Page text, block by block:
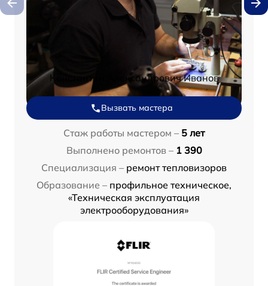
Константин Александрович Иванов
Вызвать мастера
Стаж работы мастером – 5 лет
Выполнено ремонтов – 1 390
Специализация – ремонт тепловизоров
Образование – профильное техническое,
«Техническая эксплуатация
электрооборудования»